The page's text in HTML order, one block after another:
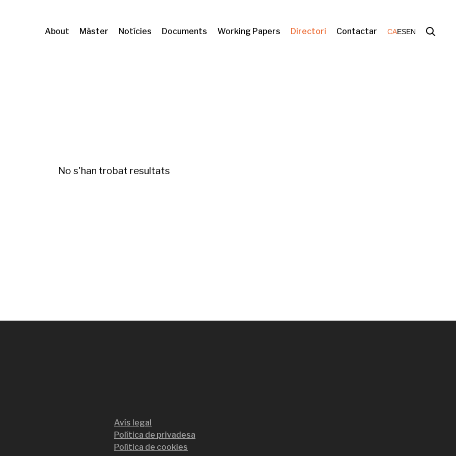
About Màster Notícies Documents Working Papers Directori Contactar CAESEN
No s'han trobat resultats
Avís legal
Política de privadesa
Política de cookies